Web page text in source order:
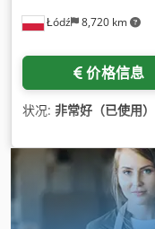
Łódź 8,720 km
价格信息
状况: 非常好（已使用）